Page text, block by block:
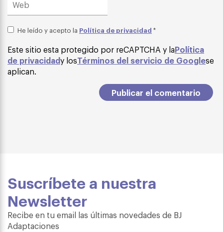
He leído y acepto la Política de privacidad *
Este sitio esta protegido por reCAPTCHA y laPolítica
de privacidady losTérminos del servicio de Googlese
aplican.
Suscríbete a nuestra
Newsletter
Recibe en tu email las últimas novedades de BJ
Adaptaciones